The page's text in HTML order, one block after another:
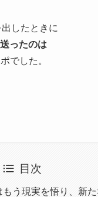
したときに
ったのは
でした。
目次
う現実を悟り、新た